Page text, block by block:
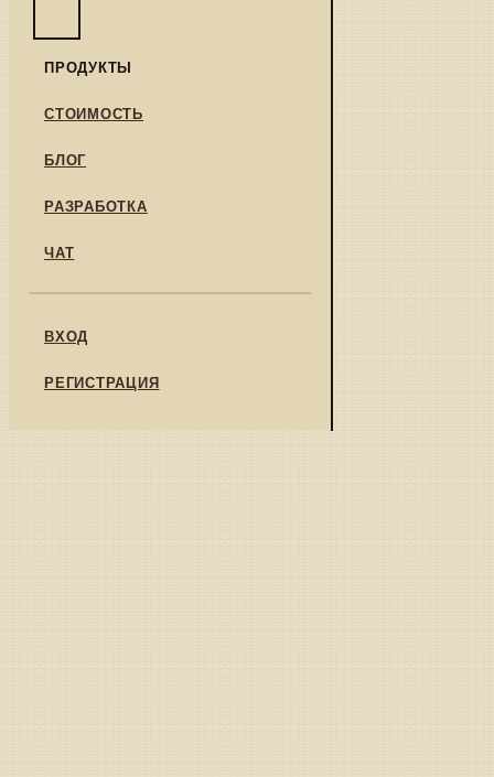
ПРОДУКТЫ
СТОИМОСТЬ
БЛОГ
РАЗРАБОТКА
ЧАТ
ВХОД
РЕГИСТРАЦИЯ